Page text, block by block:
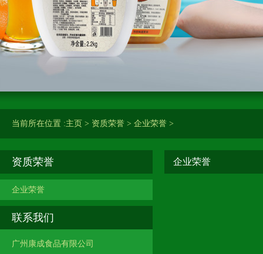
当前所在位置 :主页 > 资质荣誉 > 企业荣誉 >
资质荣誉
企业荣誉
联系我们
广州康成食品有限公司
企业荣誉